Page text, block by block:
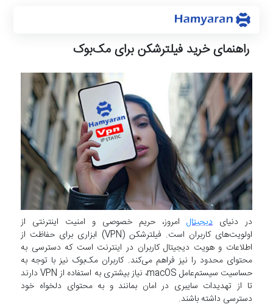
راهنمای خرید فیلترشکن برای مک‌بوک
در دنیایدیجیتال امروز، حریم خصوصی و امنیت اینترنتی از
اولویت‌های کاربران است. فیلترشکن (VPN) ابزاری برای حفاظت از
اطلاعات و هویت دیجیتال کاربران در اینترنت است که دسترسی به
محتوای محدود را نیز فراهم می‌کند. کاربران مک‌بوک نیز با توجه به
حساسیت سیستم‌عامل macOS، نیاز بیشتری به استفاده از VPN دارند
تا از تهدیدات سایبری در امان بمانند و به محتوای دلخواه خود
دسترسی داشته باشند.